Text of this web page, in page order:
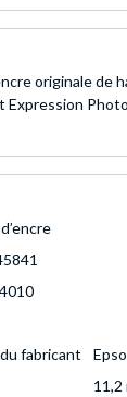
originale
Expression
fabricant
11,2